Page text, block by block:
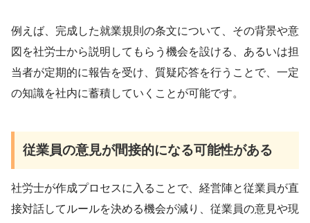
例えば、完成した就業規則の条文について、その背景や意
図を社労士から説明してもらう機会を設ける、あるいは担
当者が定期的に報告を受け、質疑応答を行うことで、一定
の知識を社内に蓄積していくことが可能です。
従業員の意見が間接的になる可能性がある
社労士が作成プロセスに入ることで、経営陣と従業員が直
接対話してルールを決める機会が減り、従業員の意見や現